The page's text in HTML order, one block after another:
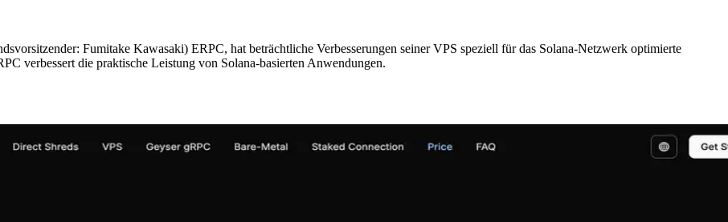
Fumitake Kawasaki) ERPC, hat beträchtliche Verbesserungen seiner VPS speziell für das Solana-Netzwerk optimierte
verbessert die praktische Leistung von Solana-basierten Anwendungen.